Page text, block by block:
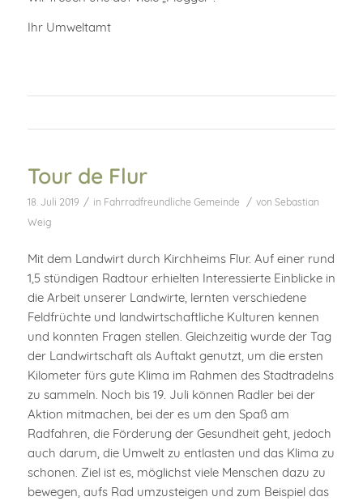
Ihr Umweltamt
Tour de Flur
18. Juli 2019 / in Fahrradfreundliche Gemeinde / von Sebastian
Weig
Mit dem Landwirt durch Kirchheims Flur. Auf einer rund
1,5 stündigen Radtour erhielten Interessierte Einblicke in
die Arbeit unserer Landwirte, lernten verschiedene
Feldfrüchte und landwirtschaftliche Kulturen kennen
und konnten Fragen stellen. Gleichzeitig wurde der Tag
der Landwirtschaft als Auftakt genutzt, um die ersten
Kilometer fürs gute Klima im Rahmen des Stadtradelns
zu sammeln. Noch bis 19. Juli können Radler bei der
Aktion mitmachen, bei der es um den Spaß am
Radfahren, die Förderung der Gesundheit geht, jedoch
auch darum, die Umwelt zu entlasten und das Klima zu
schonen. Ziel ist es, möglichst viele Menschen dazu zu
bewegen, aufs Rad umzusteigen und zum Beispiel das